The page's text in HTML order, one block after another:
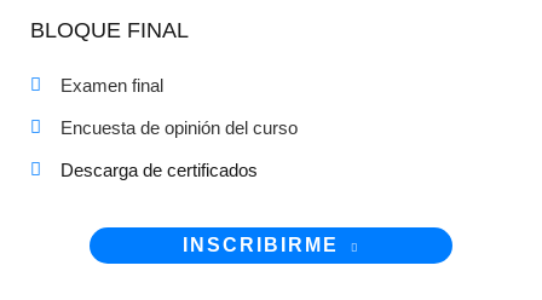
BLOQUE FINAL
Examen final
Encuesta de opinión del curso
Descarga de certificados
INSCRIBIRME